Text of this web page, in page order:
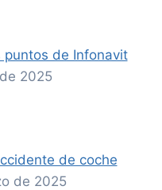
puntos de Infonavit
2025
de coche
de 2025